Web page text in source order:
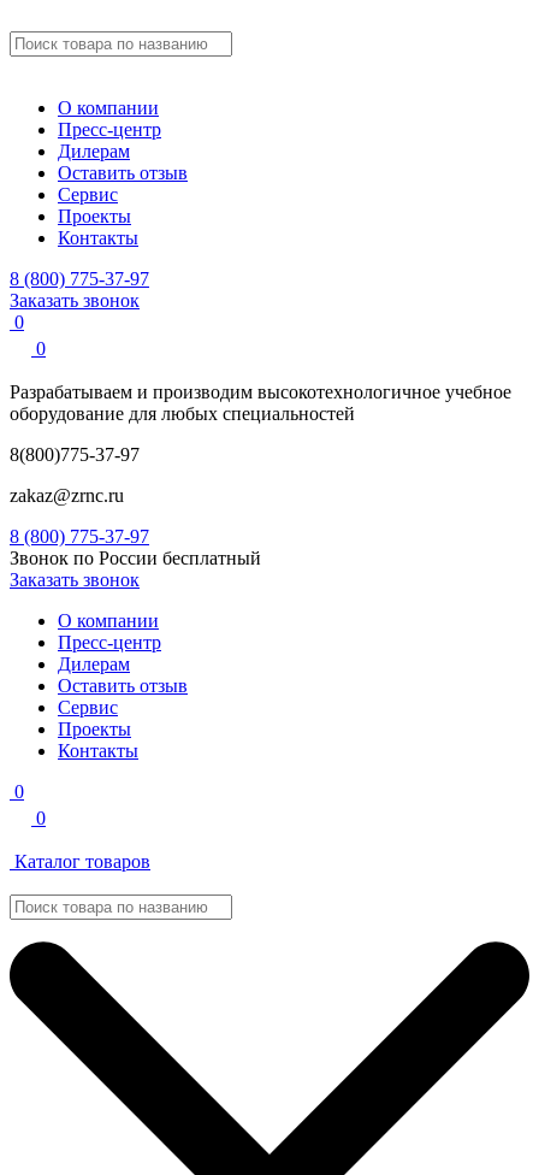
О компании
Пресс-центр
Дилерам
Оставить отзыв
Сервис
Проекты
Контакты
8 (800) 775-37-97
Заказать звонок
0
0
Разрабатываем и производим высокотехнологичное учебное
оборудование для любых специальностей
8(800)775-37-97
zakaz@zrnc.ru
8 (800) 775-37-97
Звонок по России бесплатный
Заказать звонок
О компании
Пресс-центр
Дилерам
Оставить отзыв
Сервис
Проекты
Контакты
0
0
Каталог товаров